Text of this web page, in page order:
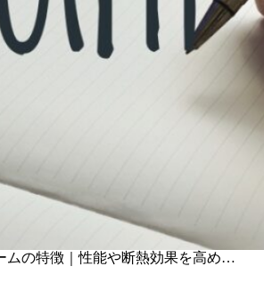
ムの特徴｜性能や断熱効果を高め…